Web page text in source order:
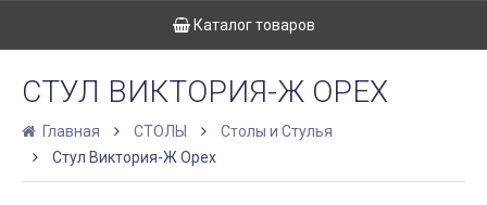
Каталог товаров
СТУЛ ВИКТОРИЯ-Ж ОРЕХ
Главная СТОЛЫ
Столы и Стулья
Стул Виктория-Ж Орех